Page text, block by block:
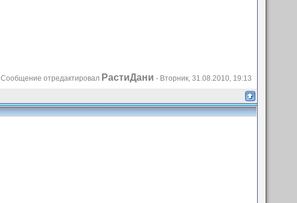
Сообщение отредактировал РастиДани - Вторник, 31.08.2010, 19:13